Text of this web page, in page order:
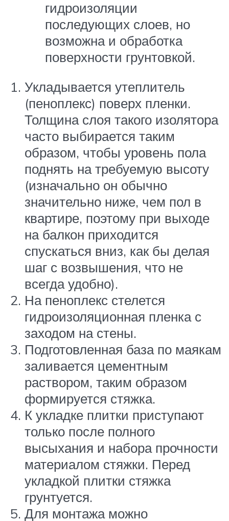
гидроизоляции
последующих слоев, но
возможна и обработка
поверхности грунтовкой.
Укладывается утеплитель
(пеноплекс) поверх пленки.
Толщина слоя такого изолятора
часто выбирается таким
образом, чтобы уровень пола
поднять на требуемую высоту
(изначально он обычно
значительно ниже, чем пол в
квартире, поэтому при выходе
на балкон приходится
спускаться вниз, как бы делая
шаг с возвышения, что не
всегда удобно).
На пеноплекс стелется
гидроизоляционная пленка с
заходом на стены.
Подготовленная база по маякам
заливается цементным
раствором, таким образом
формируется стяжка.
К укладке плитки приступают
только после полного
высыхания и набора прочности
материалом стяжки. Перед
укладкой плитки стяжка
грунтуется.
Для монтажа можно